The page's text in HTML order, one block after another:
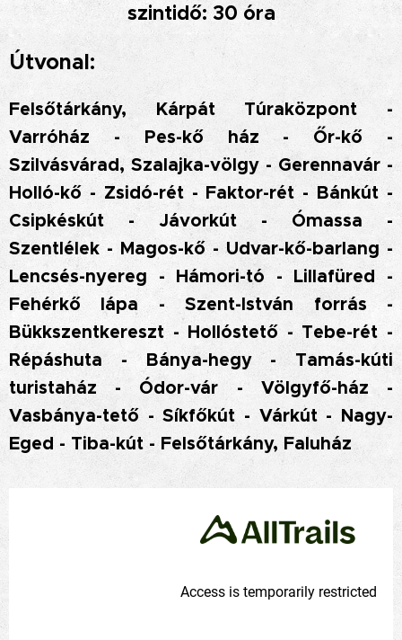
szintidő: 30 óra
Útvonal:
Felsőtárkány, Kárpát Túraközpont -
Varróház - Pes-kő ház - Őr-kő -
Szilvásvárad, Szalajka-völgy - Gerennavár -
Holló-kő - Zsidó-rét - Faktor-rét - Bánkút -
Csipkéskút - Jávorkút - Ómassa -
Szentlélek - Magos-kő - Udvar-kő-barlang -
Lencsés-nyereg - Hámori-tó - Lillafüred -
Fehérkő lápa - Szent-István forrás -
Bükkszentkereszt - Hollóstető - Tebe-rét -
Répáshuta - Bánya-hegy - Tamás-kúti
turistaház - Ódor-vár - Völgyfő-ház -
Vasbánya-tető - Síkfőkút - Várkút - Nagy-
Eged - Tiba-kút - Felsőtárkány, Faluház